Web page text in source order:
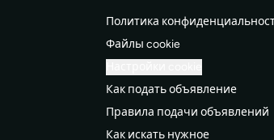
Политика
Файлы cookie
Как подать объявление
Правила подачи объявлений
Как искать нужное